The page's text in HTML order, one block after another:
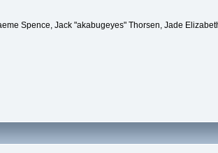
Spence, Jack "akabugeyes" Thorsen, Jade